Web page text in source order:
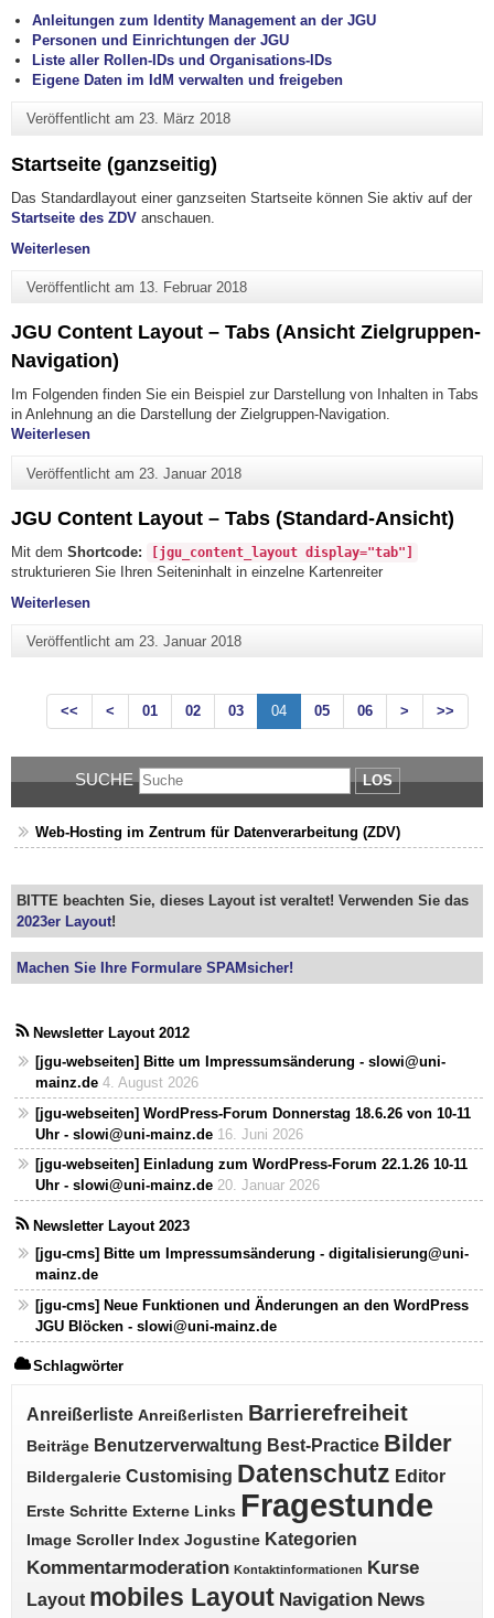
Anleitungen zum Identity Management an der JGU
Personen und Einrichtungen der JGU
Liste aller Rollen-IDs und Organisations-IDs
Eigene Daten im IdM verwalten und freigeben
Veröffentlicht am 23. März 2018
Startseite (ganzseitig)
Das Standardlayout einer ganzseiten Startseite können Sie aktiv auf der
Startseite des ZDV anschauen.
Weiterlesen"Startseite (ganzseitig)"
Veröffentlicht am 13. Februar 2018
JGU Content Layout – Tabs (Ansicht Zielgruppen-
Navigation)
Im Folgenden finden Sie ein Beispiel zur Darstellung von Inhalten in Tabs
in Anlehnung an die Darstellung der Zielgruppen-Navigation.
Weiterlesen"JGU Content Layout – Tabs (Ansicht Zielgruppen-
Veröffentlicht am 23. Januar 2018
JGU Content Layout – Tabs (Standard-Ansicht)
Mit dem Shortcode: [jgu_content_layout display="tab"]
strukturieren Sie Ihren Seiteninhalt in einzelne Kartenreiter
Weiterlesen"JGU Content Layout – Tabs (Standard-Ansicht)"
Veröffentlicht am 23. Januar 2018
<< < 01 02 03 04 05 06 > >>
SUCHE LOS
Web-Hosting im Zentrum für Datenverarbeitung (ZDV)
BITTE beachten Sie, dieses Layout ist veraltet! Verwenden Sie das
2023er Layout!
Machen Sie Ihre Formulare SPAMsicher!
Newsletter Layout 2012
[jgu-webseiten] Bitte um Impressumsänderung - slowi@uni-
mainz.de 4. August 2026
[jgu-webseiten] WordPress-Forum Donnerstag 18.6.26 von 10-11
Uhr - slowi@uni-mainz.de 16. Juni 2026
[jgu-webseiten] Einladung zum WordPress-Forum 22.1.26 10-11
Uhr - slowi@uni-mainz.de 20. Januar 2026
Newsletter Layout 2023
[jgu-cms] Bitte um Impressumsänderung - digitalisierung@uni-
mainz.de
[jgu-cms] Neue Funktionen und Änderungen an den WordPress
JGU Blöcken - slowi@uni-mainz.de
Schlagwörter
Anreißerliste Anreißerlisten Barrierefreiheit
Beiträge Benutzerverwaltung Best-Practice Bilder
Bildergalerie Customising Datenschutz Editor
Erste Schritte Externe Links Fragestunde
Image Scroller Index Jogustine Kategorien
Kommentarmoderation Kontaktinformationen Kurse
Layout mobiles Layout Navigation News